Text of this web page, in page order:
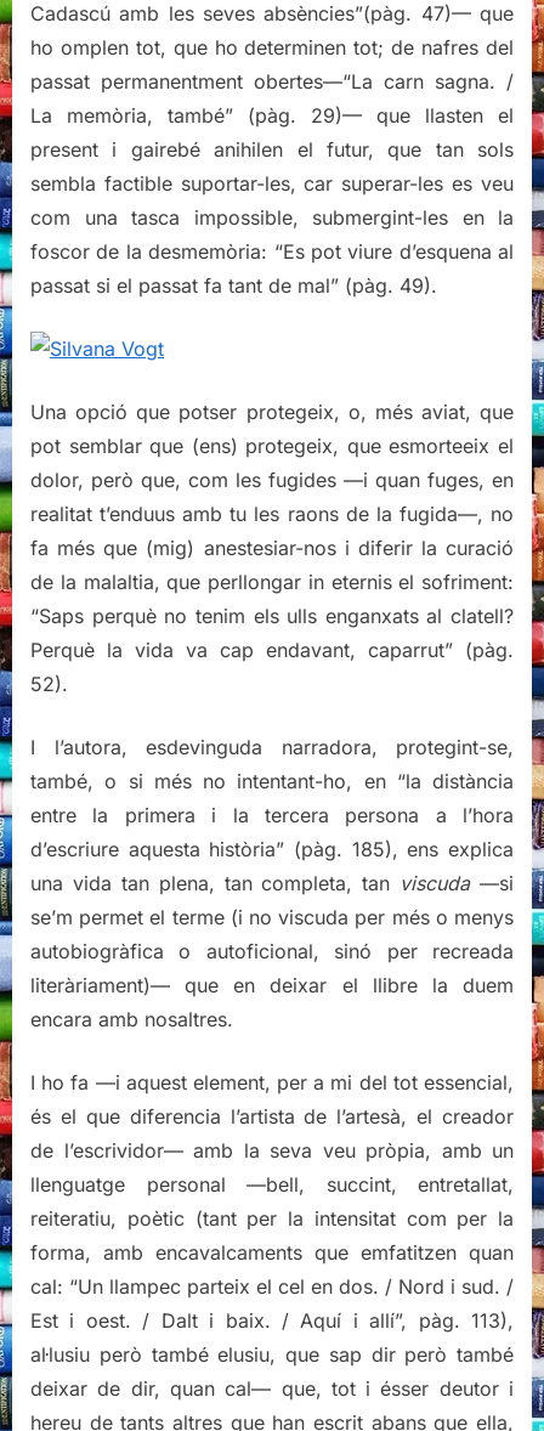
Cadascú amb les seves absències”(pàg. 47)— que
ho omplen tot, que ho determinen tot; de nafres del
passat permanentment obertes—“La carn sagna. /
La memòria, també” (pàg. 29)— que llasten el
present i gairebé anihilen el futur, que tan sols
sembla factible suportar-les, car superar-les es veu
com una tasca impossible, submergint-les en la
foscor de la desmemòria: “Es pot viure d’esquena al
passat si el passat fa tant de mal” (pàg. 49).
Una opció que potser protegeix, o, més aviat, que
pot semblar que (ens) protegeix, que esmorteeix el
dolor, però que, com les fugides —i quan fuges, en
realitat t’enduus amb tu les raons de la fugida—, no
fa més que (mig) anestesiar-nos i diferir la curació
de la malaltia, que perllongar in eternis el sofriment:
“Saps perquè no tenim els ulls enganxats al clatell?
Perquè la vida va cap endavant, caparrut” (pàg.
52).
I l’autora, esdevinguda narradora, protegint-se,
també, o si més no intentant-ho, en “la distància
entre la primera i la tercera persona a l’hora
d’escriure aquesta història” (pàg. 185), ens explica
una vida tan plena, tan completa, tan viscuda—si
se’m permet el terme (i no viscuda per més o menys
autobiogràfica o autoficional, sinó per recreada
literàriament)— que en deixar el llibre la duem
encara amb nosaltres.
I ho fa —i aquest element, per a mi del tot essencial,
és el que diferencia l’artista de l’artesà, el creador
de l’escrividor— amb la seva veu pròpia, amb un
llenguatge personal —bell, succint, entretallat,
reiteratiu, poètic (tant per la intensitat com per la
forma, amb encavalcaments que emfatitzen quan
cal: “Un llampec parteix el cel en dos. / Nord i sud. /
Est i oest. / Dalt i baix. / Aquí i allí”, pàg. 113),
al·lusiu però també elusiu, que sap dir però també
deixar de dir, quan cal— que, tot i ésser deutor i
hereu de tants altres que han escrit abans que ella,